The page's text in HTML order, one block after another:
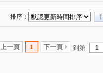
排序：
上一頁 1 下一頁 到第